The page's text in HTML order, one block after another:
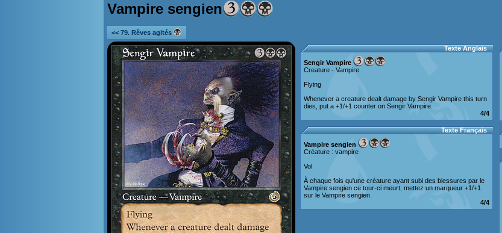
Vampire sengien
<< 79. Rêves agités
Texte Anglais
Sengir Vampire
Creature - Vampire
Flying
Whenever a creature dealt damage by Sengir Vampire this turn
dies, put a +1/+1 counter on Sengir Vampire.
4/4
Texte Français
Vampire sengien
Créature : vampire
Vol
À chaque fois qu'une créature ayant subi des blessures par le
Vampire sengien ce tour-ci meurt, mettez un marqueur +1/+1
sur le Vampire sengien.
4/4